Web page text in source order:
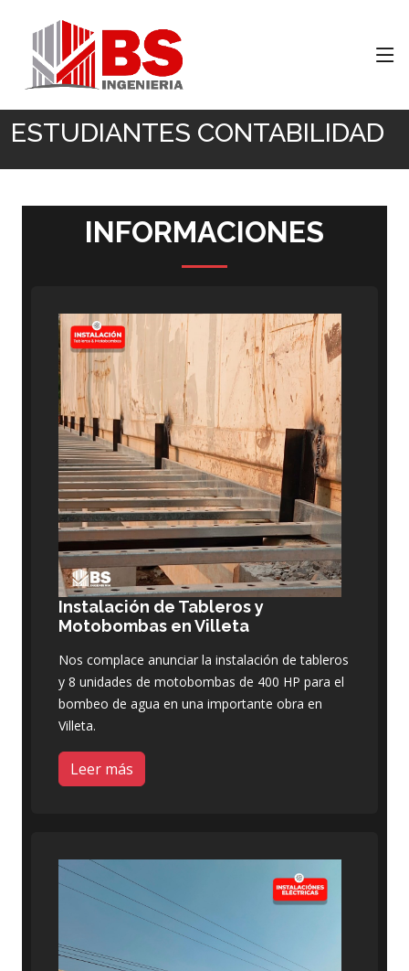
ESTUDIANTES CONTABILIDAD
INFORMACIONES
Instalación de Tableros y
Motobombas en Villeta
Nos complace anunciar la instalación de tableros
y 8 unidades de motobombas de 400 HP para el
bombeo de agua en una importante obra en
Villeta.
Leer más